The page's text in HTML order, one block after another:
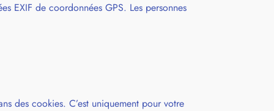
EXIF de coordonnées GPS. Les personnes
des cookies. C’est uniquement pour votre